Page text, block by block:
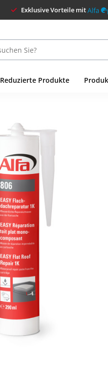
Exklusive Vorteile mit
Reduzierte Produkte